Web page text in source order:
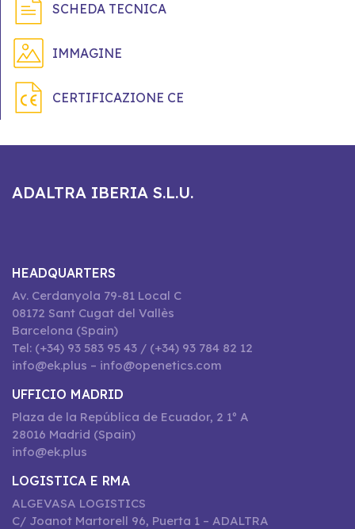
SCHEDA TECNICA
IMMAGINE
CERTIFICAZIONE CE
ADALTRA IBERIA S.L.U.
HEADQUARTERS
Av. Cerdanyola 79-81 Local C
08172 Sant Cugat del Vallès
Barcelona (Spain)
Tel: (+34) 93 583 95 43 / (+34) 93 784 82 12
info@ek.plus – info@openetics.com
UFFICIO MADRID
Plaza de la República de Ecuador, 2 1º A
28016 Madrid (Spain)
info@ek.plus
LOGISTICA E RMA
ALGEVASA LOGISTICS
C/ Joanot Martorell 96, Puerta 1 – ADALTRA